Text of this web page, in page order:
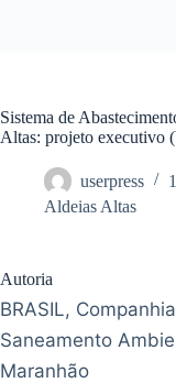
Sistema de
Altas: projeto executivo
userpress
Aldeias Altas
Autoria
BRASIL,
Saneamento
Maranhão